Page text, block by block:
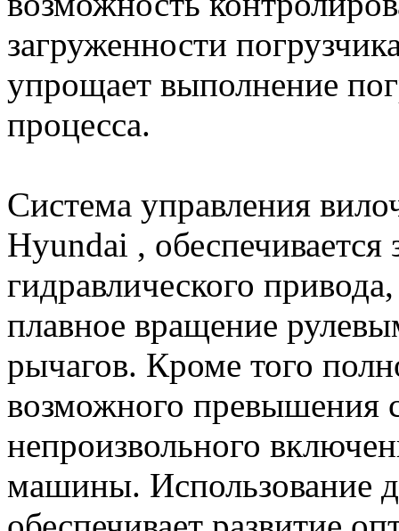
загруженности
упрощает выполнение
процесса.
Система управления
Hyundai , обеспечивается
гидравлического
плавное вращение
рычагов. Кроме того
возможного превышения
непроизвольного
машины. Использование